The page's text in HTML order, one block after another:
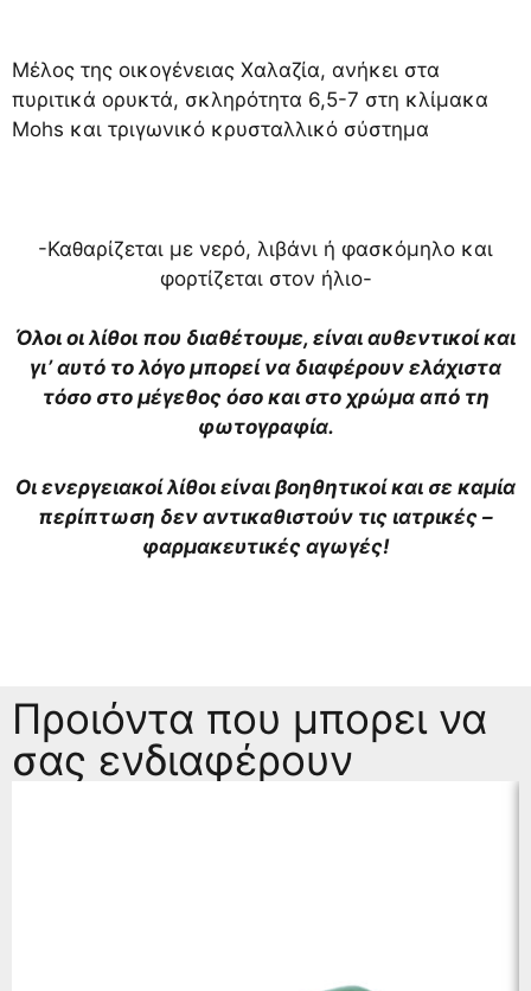
Μέλος της οικογένειας Χαλαζία, ανήκει στα
πυριτικά ορυκτά, σκληρότητα 6,5-7 στη κλίμακα
Mohs και τριγωνικό κρυσταλλικό σύστημα
-Καθαρίζεται με νερό, λιβάνι ή φασκόμηλο και
φορτίζεται στον ήλιο-
Όλοι οι λίθοι που διαθέτουμε, είναι αυθεντικοί και
γι’ αυτό το λόγο μπορεί να διαφέρουν ελάχιστα
τόσο στο μέγεθος όσο και στο χρώμα από τη
φωτογραφία.
Οι ενεργειακοί λίθοι είναι βοηθητικοί και σε καμία
περίπτωση δεν αντικαθιστούν τις ιατρικές –
φαρμακευτικές αγωγές!
Προιόντα που μπορει να
σας ενδιαφέρουν